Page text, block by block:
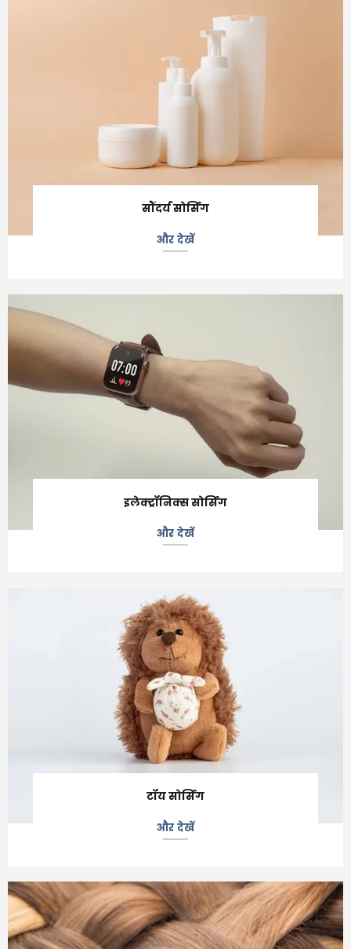
सौंदर्य सोर्सिंग
और देखें
इलेक्ट्रॉनिक्स सोर्सिंग
और देखें
टॉय सोर्सिंग
और देखें